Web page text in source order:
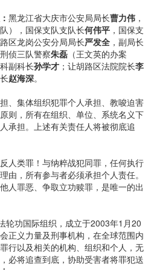
黑龙江省大庆市公安局局长曹力伟 ，
队），国保支队支队长何伟平 ，国保支
区龙岗公安分局局长严发全 ，副局长
侦三队警察朱磊 （王文英的办案
副科长孙学才 ；让胡路区法院院长李
赵海深。
、集体组织犯罪个人承担、教唆迫害
则，所有在组织、单位、系统名义下
承担。上述有关责任人将被彻底追
人类罪！与纳粹战犯同罪，任何执行
由，所有参与者必须承担个人责任。
人罪恶、争取立功赎罪，是唯一的出
轮功国际组织，成立于2003年1月20
正义力量及刑事机构，在全球范围内
行以及相关的机构、组织和个人，无
必将追查到底，协助受害者将罪犯送